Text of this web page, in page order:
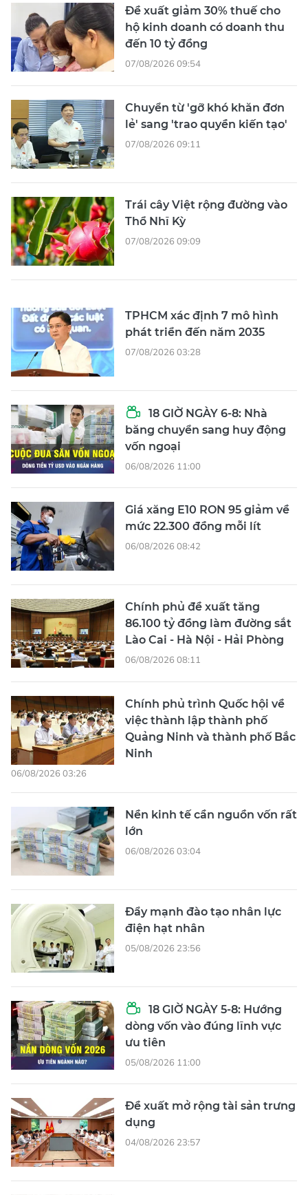
Đề xuất giảm 30% thuế cho
hộ kinh doanh có doanh thu
đến 10 tỷ đồng
07/08/2026 09:54
Chuyển từ 'gỡ khó khăn đơn
lẻ' sang 'trao quyền kiến tạo'
07/08/2026 09:11
Trái cây Việt rộng đường vào
Thổ Nhĩ Kỳ
07/08/2026 09:09
TPHCM xác định 7 mô hình
phát triển đến năm 2035
07/08/2026 03:28
18 GIỜ NGÀY 6-8: Nhà
băng chuyển sang huy động
vốn ngoại
06/08/2026 11:00
Giá xăng E10 RON 95 giảm về
mức 22.300 đồng mỗi lít
06/08/2026 08:42
Chính phủ đề xuất tăng
86.100 tỷ đồng làm đường sắt
Lào Cai - Hà Nội - Hải Phòng
06/08/2026 08:11
Chính phủ trình Quốc hội về
việc thành lập thành phố
Quảng Ninh và thành phố Bắc
Ninh
06/08/2026 03:26
Nền kinh tế cần nguồn vốn rất
lớn
06/08/2026 03:04
Đẩy mạnh đào tạo nhân lực
điện hạt nhân
05/08/2026 23:56
18 GIỜ NGÀY 5-8: Hướng
dòng vốn vào đúng lĩnh vực
ưu tiên
05/08/2026 11:00
Đề xuất mở rộng tài sản trưng
dụng
04/08/2026 23:57